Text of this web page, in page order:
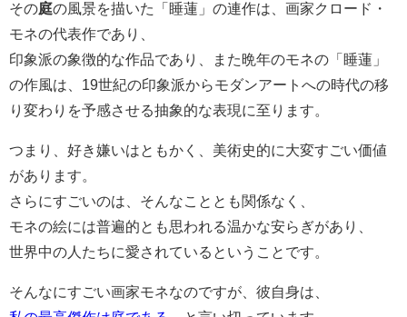
その庭の風景を描いた「睡蓮」の連作は、画家クロード・
モネの代表作であり、
印象派の象徴的な作品であり、また晩年のモネの「睡蓮」
の作風は、19世紀の印象派からモダンアートへの時代の移
り変わりを予感させる抽象的な表現に至ります。
つまり、好き嫌いはともかく、美術史的に大変すごい価値
があります。
さらにすごいのは、そんなこととも関係なく、
モネの絵には普遍的とも思われる温かな安らぎがあり、
世界中の人たちに愛されているということです。
そんなにすごい画家モネなのですが、彼自身は、